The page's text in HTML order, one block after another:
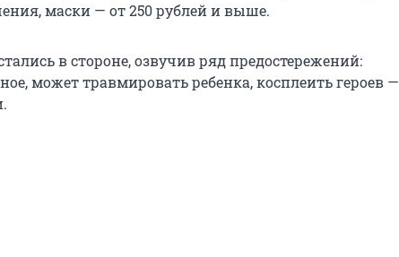
маски — от 250 рублей и выше.
в стороне, озвучив ряд предостережений:
может травмировать ребенка, косплеить героев —